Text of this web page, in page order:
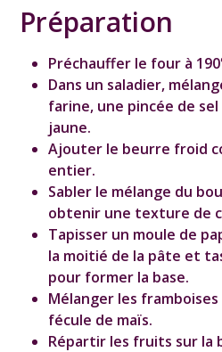
Préparation
Préchauffer le four à
Dans un saladier,
farine, une pincée de
jaune.
Ajouter le beurre froid
entier.
Sabler le mélange du
obtenir une texture de
Tapisser un moule de
la moitié de la pâte et
pour former la base.
Mélanger les
fécule de maïs.
Répartir les fruits sur la